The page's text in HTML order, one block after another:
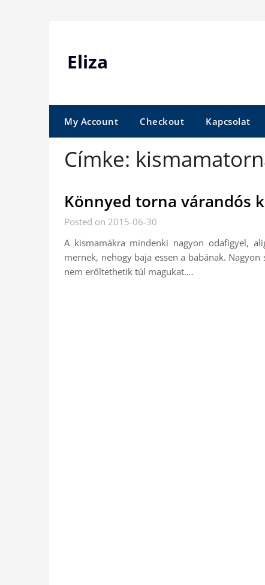
Eliza
My Account Checkout Kapcsolat
Címke:
Könnyed torna várandós
Posted on 2015-06-30
A kismamákra mindenki nagyon odafigyel,
mernek, nehogy baja essen a babának.
nem erőltethetik túl magukat….